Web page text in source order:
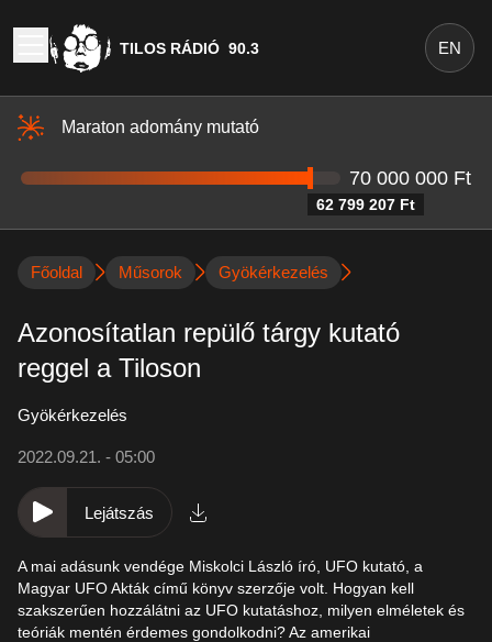
TILOS RÁDIÓ 90.3 EN
Maraton adomány mutató
62 799 207 Ft
70 000 000 Ft
Főoldal Műsorok Gyökérkezelés
Azonosítatlan repülő tárgy kutató
reggel a Tiloson
Gyökérkezelés
2022.09.21. - 05:00
Lejátszás
A mai adásunk vendége Miskolci László író, UFO kutató, a
Magyar UFO Akták című könyv szerzője volt. Hogyan kell
szakszerűen hozzálátni az UFO kutatáshoz, milyen elméletek és
teóriák mentén érdemes gondolkodni? Az amerikai